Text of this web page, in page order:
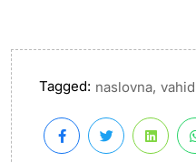
Tagged: naslovna,